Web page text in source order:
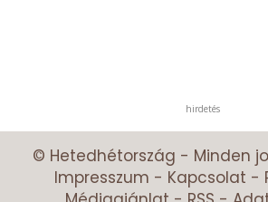
hirdetés
© Hetedhétország - Minden
Impresszum - Kapcsolat -